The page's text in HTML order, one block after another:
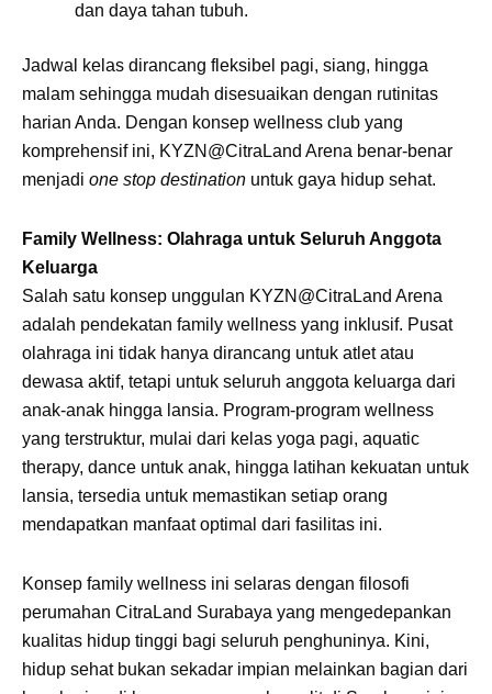
dan daya tahan tubuh.
Jadwal kelas dirancang fleksibel pagi, siang, hingga
malam sehingga mudah disesuaikan dengan rutinitas
harian Anda. Dengan konsep wellness club yang
komprehensif ini, KYZN@CitraLand Arena benar-benar
menjadi one stop destination untuk gaya hidup sehat.
Family Wellness: Olahraga untuk Seluruh Anggota
Keluarga
Salah satu konsep unggulan KYZN@CitraLand Arena
adalah pendekatan family wellness yang inklusif. Pusat
olahraga ini tidak hanya dirancang untuk atlet atau
dewasa aktif, tetapi untuk seluruh anggota keluarga dari
anak-anak hingga lansia. Program-program wellness
yang terstruktur, mulai dari kelas yoga pagi, aquatic
therapy, dance untuk anak, hingga latihan kekuatan untuk
lansia, tersedia untuk memastikan setiap orang
mendapatkan manfaat optimal dari fasilitas ini.
Konsep family wellness ini selaras dengan filosofi
perumahan CitraLand Surabaya yang mengedepankan
kualitas hidup tinggi bagi seluruh penghuninya. Kini,
hidup sehat bukan sekadar impian melainkan bagian dari